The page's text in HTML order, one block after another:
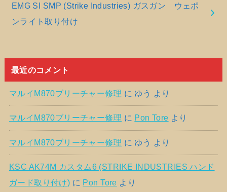
EMG SI SMP (Strike Industries) ガスガン ウェポ
ンライト取り付け
最近のコメント
マルイM870ブリーチャー修理 に ゆう より
マルイM870ブリーチャー修理 に Pon Tore より
マルイM870ブリーチャー修理 に ゆう より
KSC AK74M カスタム6 (STRIKE INDUSTRIES ハンド
ガード取り付け) に Pon Tore より